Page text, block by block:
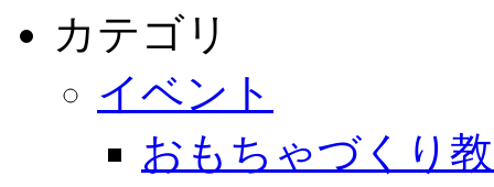
カテゴリ
イベント
おもちゃづくり